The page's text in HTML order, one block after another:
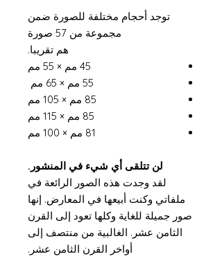
توجد أحجام مختلفة للصورة ضمن
مجموعة من 57 صورة
هم تقريبا.
45 مم × 55 مم
55 مم × 65 مم
85 مم × 105 مم
85 مم × 115 مم
81 مم × 100 مم
لن تتلقى أي شيء في المنشور.
لقد وجدت هذه الصور الرائعة في
ملفاتي وكنت أبيعها في المعارض. إنها
صور جميلة للغاية وكلها تعود إلى القرن
الثامن عشر. الغالبية من منتصف إلى
أواخر القرن الثامن عشر.